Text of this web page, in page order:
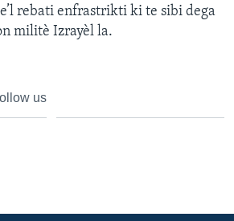
rebati enfrastrikti ki te sibi dega
militè Izrayèl la.
us